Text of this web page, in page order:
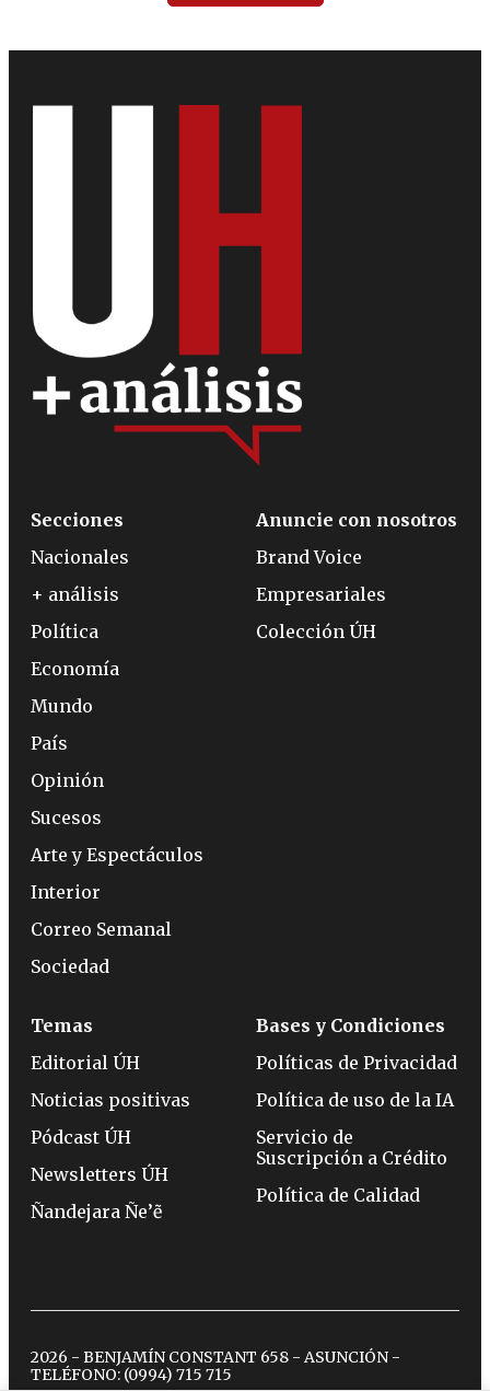
Secciones
Nacionales
+ análisis
Política
Economía
Mundo
País
Opinión
Sucesos
Arte y Espectáculos
Interior
Correo Semanal
Sociedad
Anuncie con nosotros
Brand Voice
Empresariales
Colección ÚH
Temas
Editorial ÚH
Noticias positivas
Pódcast ÚH
Newsletters ÚH
Ñandejara Ñe’ẽ
Bases y Condiciones
Políticas de Privacidad
Política de uso de la IA
Servicio de
Suscripción a Crédito
Política de Calidad
2026 - BENJAMÍN CONSTANT 658 - ASUNCIÓN -
TELÉFONO: (0994) 715 715